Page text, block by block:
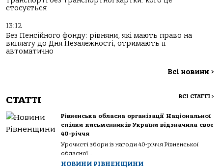
стосується
13:12
Без Пенсійного фонду: рівняни, які мають право на
виплату до Дня Незалежності, отримають її
автоматично
Всі новини >
СТАТТІ ВСІ СТАТТІ >
Рівненська обласна організації Національної
спілки письменників України відзначила своє
40-річчя
Урочисті збори із нагоди 40-річчя Рівненської
обласної...
НОВИНИ РІВНЕНЩИНИ